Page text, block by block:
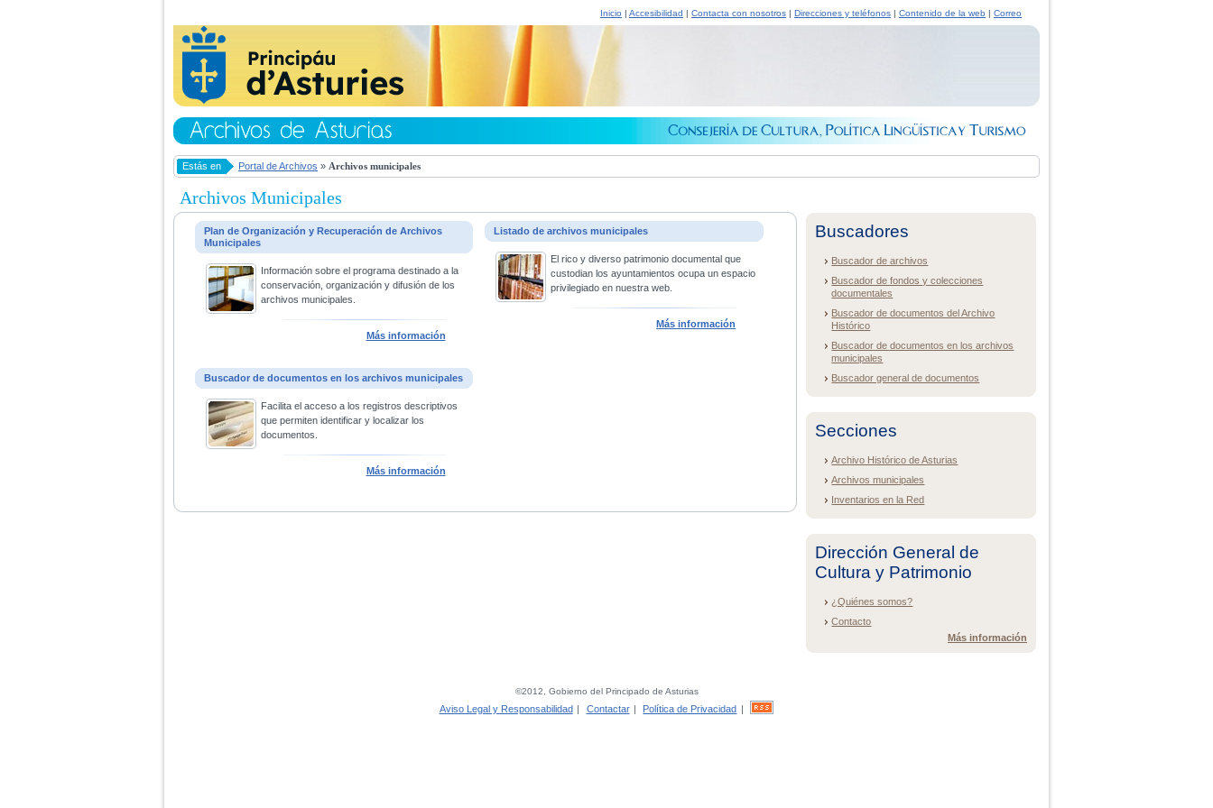
Inicio | Accesibilidad | Contacta con nosotros | Direcciones y teléfonos | Contenido de la web | Correo
Estás en Portal de Archivos » Archivos municipales
Archivos Municipales
Plan de Organización y Recuperación de Archivos
Municipales
Información sobre el programa destinado a la
conservación, organización y difusión de los
archivos municipales.
Más información
Listado de archivos municipales
El rico y diverso patrimonio documental que
custodian los ayuntamientos ocupa un espacio
privilegiado en nuestra web.
Más información
Buscador de documentos en los archivos municipales
Facilita el acceso a los registros descriptivos
que permiten identificar y localizar los
documentos.
Más información
Buscadores
Buscador de archivos
Buscador de fondos y colecciones
documentales
Buscador de documentos del Archivo
Histórico
Buscador de documentos en los archivos
municipales
Buscador general de documentos
Secciones
Archivo Histórico de Asturias
Archivos municipales
Inventarios en la Red
Dirección General de
Cultura y Patrimonio
¿Quiénes somos?
Contacto
Más información
©2012, Gobierno del Principado de Asturias
Aviso Legal y Responsabilidad | Contactar | Política de Privacidad |